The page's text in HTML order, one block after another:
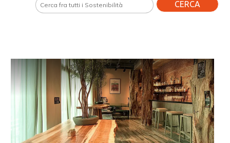
CERCA